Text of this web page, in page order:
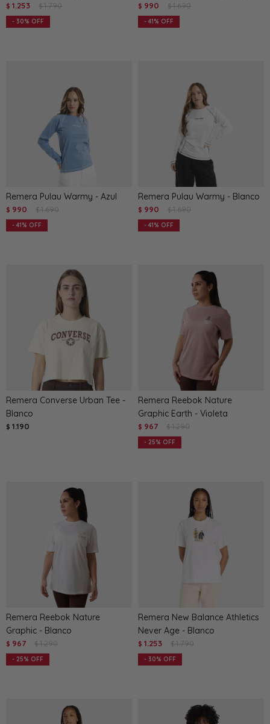
$ 1.253 $ 1.790
30
$ 990 $ 1.690
41
Remera Pulau Warmy - Azul
$ 990 $ 1.690
41
Remera Pulau Warmy - Blanco
$ 990 $ 1.690
41
Remera Converse Urban Tee -
Blanco
$ 1.190
Remera Reebok Nature
Graphic Earth - Violeta
$ 967 $ 1.290
25
Remera Reebok Nature
Graphic - Blanco
$ 967 $ 1.290
25
Remera New Balance Athletics
Never Age - Blanco
$ 1.253 $ 1.790
30